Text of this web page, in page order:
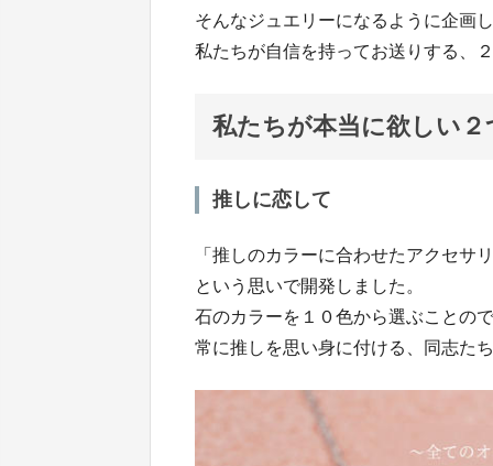
そんなジュエリーになるように企画し
私たちが自信を持ってお送りする、
私たちが本当に欲しい
推しに恋して
「推しのカラーに合わせたアクセサ
という思いで開発しました。
石のカラーを１０色から選ぶことの
常に推しを思い身に付ける、同志た